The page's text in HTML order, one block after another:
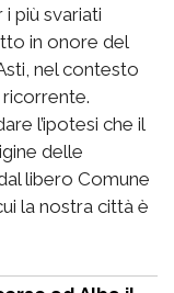
più svariati
in onore del
nel contesto
l’ipotesi che il
delle
libero Comune
la nostra città è